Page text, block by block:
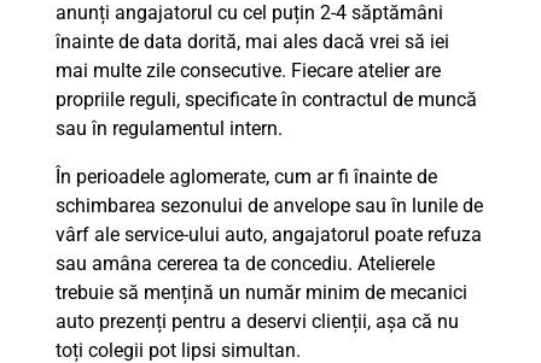
anunți angajatorul cu cel puțin 2-4 săptămâni
înainte de data dorită, mai ales dacă vrei să iei
mai multe zile consecutive. Fiecare atelier are
propriile reguli, specificate în contractul de muncă
sau în regulamentul intern.
În perioadele aglomerate, cum ar fi înainte de
schimbarea sezonului de anvelope sau în lunile de
vârf ale service-ului auto, angajatorul poate refuza
sau amâna cererea ta de concediu. Atelierele
trebuie să mențină un număr minim de mecanici
auto prezenți pentru a deservi clienții, așa că nu
toți colegii pot lipsi simultan.